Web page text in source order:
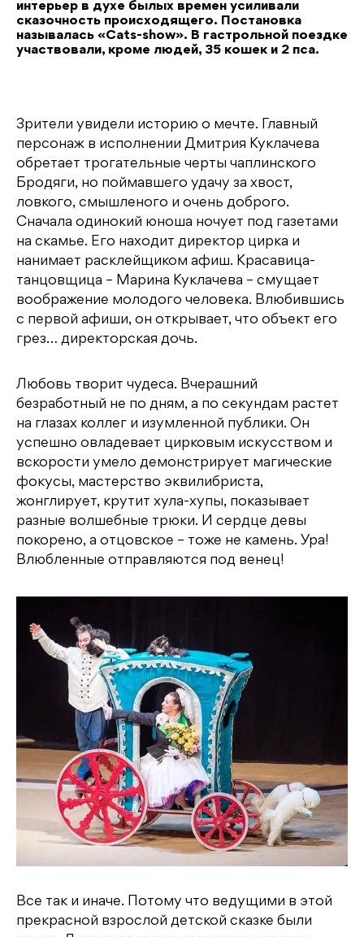
интерьер в духе былых времен усиливали
сказочность происходящего. Постановка
называлась «Cats-show». В гастрольной поездке
участвовали, кроме людей, 35 кошек и 2 пса.
Зрители увидели историю о мечте. Главный
персонаж в исполнении Дмитрия Куклачева
обретает трогательные черты чаплинского
Бродяги, но поймавшего удачу за хвост,
ловкого, смышленого и очень доброго.
Сначала одинокий юноша ночует под газетами
на скамье. Его находит директор цирка и
нанимает расклейщиком афиш. Красавица-
танцовщица – Марина Куклачева – смущает
воображение молодого человека. Влюбившись
с первой афиши, он открывает, что объект его
грез… директорская дочь.
Любовь творит чудеса. Вчерашний
безработный не по дням, а по секундам растет
на глазах коллег и изумленной публики. Он
успешно овладевает цирковым искусством и
вскорости умело демонстрирует магические
фокусы, мастерство эквилибриста,
жонглирует, крутит хула-хупы, показывает
разные волшебные трюки. И сердце девы
покорено, а отцовское – тоже не камень. Ура!
Влюбленные отправляются под венец!
Все так и иначе. Потому что ведущими в этой
прекрасной взрослой детской сказке были